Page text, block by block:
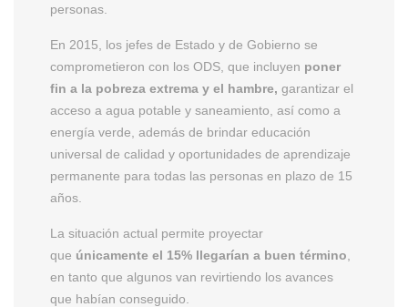
personas.
En 2015, los jefes de Estado y de Gobierno se
comprometieron con los ODS, que incluyen poner
fin a la pobreza extrema y el hambre, garantizar el
acceso a agua potable y saneamiento, así como a
energía verde, además de brindar educación
universal de calidad y oportunidades de aprendizaje
permanente para todas las personas en plazo de 15
años.
La situación actual permite proyectar
que únicamente el 15% llegarían a buen término
en tanto que algunos van revirtiendo los avances
que habían conseguido.